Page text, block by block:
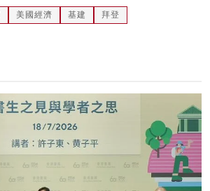
美國經濟 基建 拜登